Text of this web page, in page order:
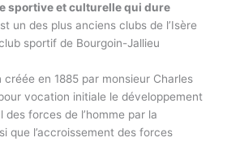
sportive et culturelle qui dure
un des plus anciens clubs de l’Isère
sportif de Bourgoin-Jallieu
en 1885 par monsieur Charles
vocation initiale le développement
des forces de l’homme par la
que l’accroissement des forces